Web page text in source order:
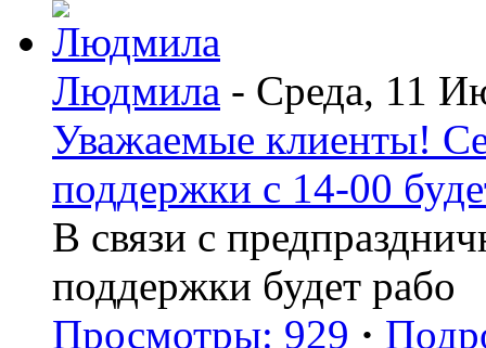
Людмила - Среда, 11
Уважаемые клиенты!
поддержки с 14-00
В связи с
поддержки будет рабо
Просмотры: 929 ·